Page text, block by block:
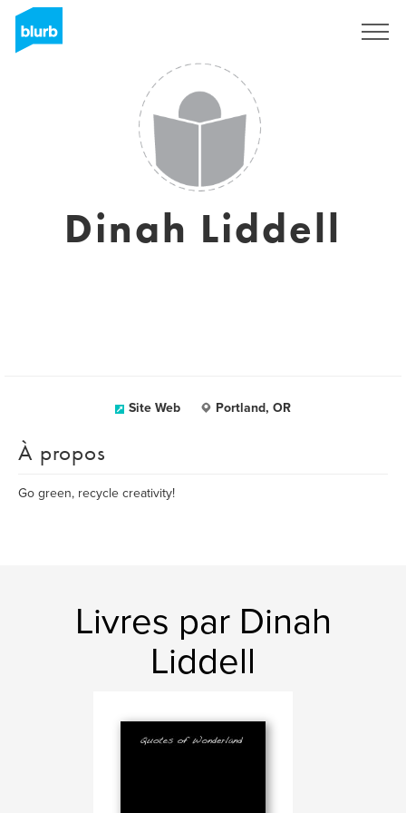
Dinah Liddell
Site Web Portland, OR
À propos
Go green, recycle creativity!
Livres par Dinah
Liddell